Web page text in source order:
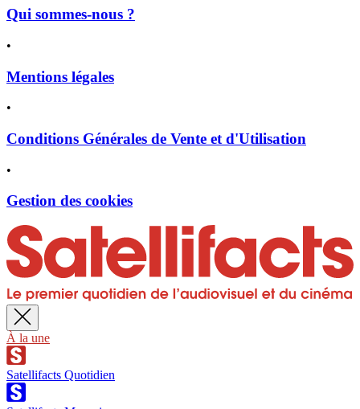
Qui sommes-nous ?
•
Mentions légales
•
Conditions Générales de Vente et d'Utilisation
•
Gestion des cookies
À la une
Satellifacts Quotidien